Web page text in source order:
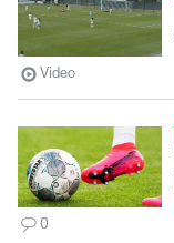
Video
0